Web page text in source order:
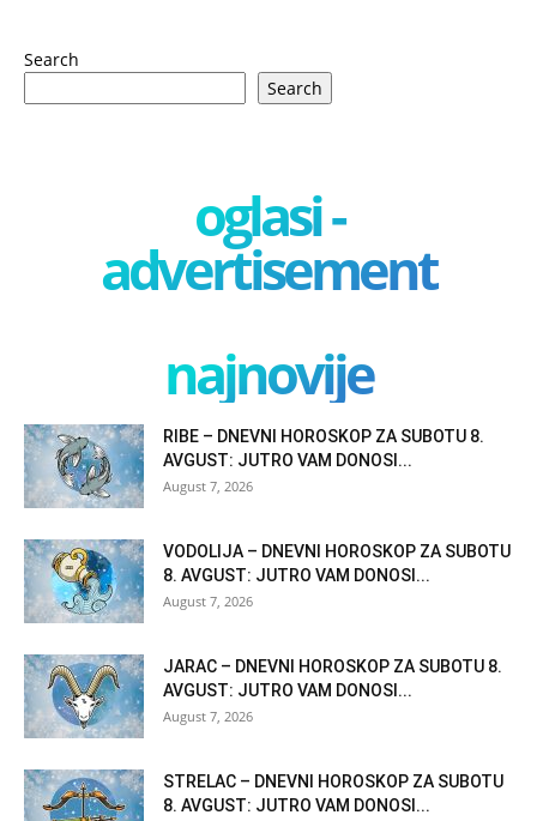
Search
Search
oglasi -
advertisement
najnovije
RIBE – DNEVNI HOROSKOP ZA SUBOTU 8.
AVGUST: JUTRO VAM DONOSI...
August 7, 2026
VODOLIJA – DNEVNI HOROSKOP ZA SUBOTU
8. AVGUST: JUTRO VAM DONOSI...
August 7, 2026
JARAC – DNEVNI HOROSKOP ZA SUBOTU 8.
AVGUST: JUTRO VAM DONOSI...
August 7, 2026
STRELAC – DNEVNI HOROSKOP ZA SUBOTU
8. AVGUST: JUTRO VAM DONOSI...